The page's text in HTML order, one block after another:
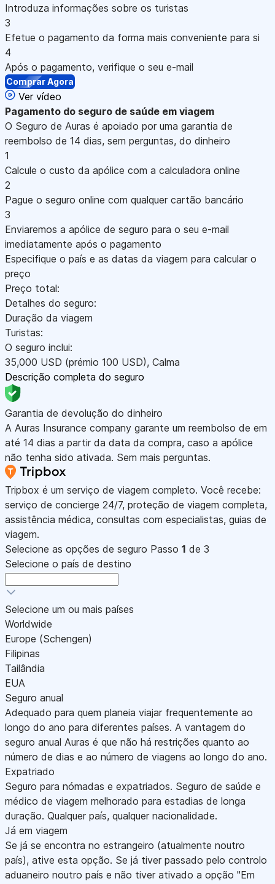
Introduza informações sobre os turistas
3
Efetue o pagamento da forma mais conveniente para si
4
Após o pagamento, verifique o seu e-mail
Comprar Agora
Ver vídeo
Pagamento do seguro de saúde em viagem
O Seguro de Auras é apoiado por uma garantia de
reembolso de 14 dias, sem perguntas, do dinheiro
1
Calcule o custo da apólice com a calculadora online
2
Pague o seguro online com qualquer cartão bancário
3
Enviaremos a apólice de seguro para o seu e-mail
imediatamente após o pagamento
Especifique o país e as datas da viagem para calcular o
preço
Preço total:
Detalhes do seguro:
Duração da viagem
Turistas:
O seguro inclui:
35,000 USD (prémio 100 USD), Calma
Descrição completa do seguro
Garantia de devolução do dinheiro
A Auras Insurance company garante um reembolso de em
até 14 dias a partir da data da compra, caso a apólice
não tenha sido ativada. Sem mais perguntas.
Tripbox é um serviço de viagem completo. Você recebe:
serviço de concierge 24/7, proteção de viagem completa,
assistência médica, consultas com especialistas, guias de
viagem.
Selecione as opções de seguro Passo 1 de 3
Selecione o país de destino
Selecione um ou mais países
Worldwide
Europe (Schengen)
Filipinas
Tailândia
EUA
Seguro anual
Adequado para quem planeia viajar frequentemente ao
longo do ano para diferentes países. A vantagem do
seguro anual Auras é que não há restrições quanto ao
número de dias e ao número de viagens ao longo do ano.
Expatriado
Seguro para nómadas e expatriados. Seguro de saúde e
médico de viagem melhorado para estadias de longa
duração. Qualquer país, qualquer nacionalidade.
Já em viagem
Se já se encontra no estrangeiro (atualmente noutro
país), ative esta opção. Se já tiver passado pelo controlo
aduaneiro noutro país e não tiver ativado a opção "Em